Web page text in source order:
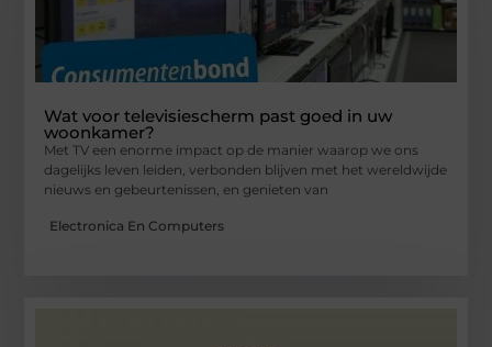
Wat voor televisiescherm past goed in uw
woonkamer?
Met TV een enorme impact op de manier waarop we ons
dagelijks leven leiden, verbonden blijven met het wereldwijde
nieuws en gebeurtenissen, en genieten van
Electronica En Computers